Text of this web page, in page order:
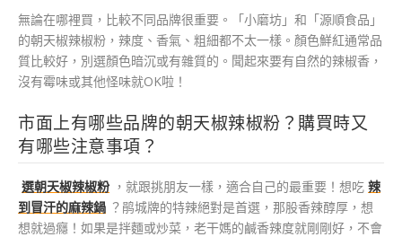
無論在哪裡買，比較不同品牌很重要。「小磨坊」和「源順食品」
的朝天椒辣椒粉，辣度、香氣、粗細都不太一樣。顏色鮮紅通常品
質比較好，別選顏色暗沉或有雜質的。聞起來要有自然的辣椒香，
沒有霉味或其他怪味就OK啦！
市面上有哪些品牌的朝天椒辣椒粉？購買時又
有哪些注意事項？
選朝天椒辣椒粉 ，就跟挑朋友一樣，適合自己的最重要！想吃 辣
到冒汗的麻辣鍋 ？鹃城牌的特辣絕對是首選，那股香辣醇厚，想
想就過癮！如果是拌麵或炒菜，老干媽的鹹香辣度就剛剛好，不會